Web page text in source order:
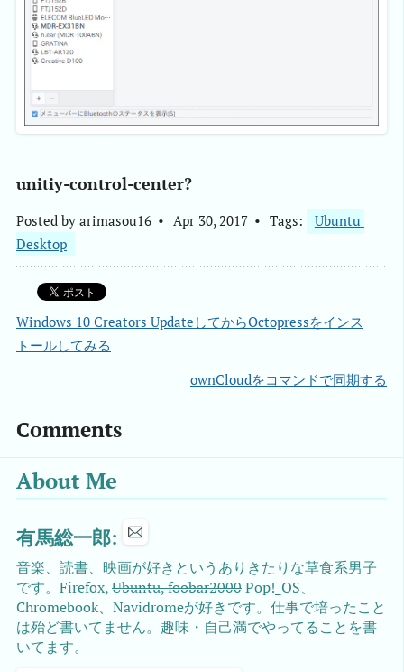
unitiy-control-center?
Posted by arimasou16 Apr 30, 2017 Tags:
Ubuntu
Desktop
Windows 10 Creators UpdateしてからOctopressをインス
トールしてみる
ownCloudをコマンドで同期する
Comments
About Me
有馬総一郎:
音楽、読書、映画が好きというありきたりな草食系男子
です。Firefox,Ubuntu, foobar2000Pop!_OS、
Chromebook、Navidromeが好きです。仕事で培ったこと
は殆ど書いてません。趣味・自己満でやってることを書
いてます。